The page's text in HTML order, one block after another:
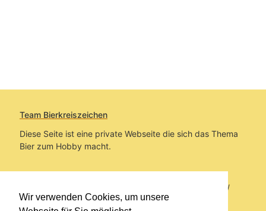
Wir verwenden Cookies, um unsere
Team Bierkreiszeichen
Diese Seite ist eine private Webseite die sich das Thema
Bier zum Hobby macht.
Sie befinden sich auf https://www.bierkreiszeichen.at/
im Pfad:Übers Bier/Biersorten